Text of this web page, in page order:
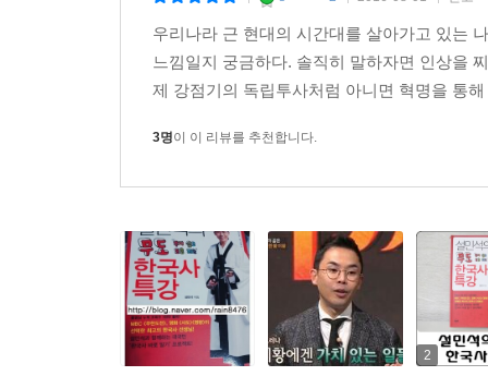
습니다.---p.199
하지만 간도협약은 어디까지나 우리의 외교권을
라면 의당 있어야 할 조약의 제목, 문서 조작을
이런 일이 벌어져서는 안 된다는 교훈을 남겼기 때
간도의 교훈을 떠올려볼 때, 소유한 땅을 한번 빼
땅을 잃어버릴 위기에 처해 있어요. 바로 독도 이
어요. 동해는 이미 일본해로 세계 대부분의 지도
에 실제로 왜 우리 땅인지 잘 알아야겠죠?
우리나라 근 현대의 시간대를 살아가고 있는
느낌일지 궁금하다. 솔직히 말하자면 인상을
제 강점기의 독립투사처럼 아니면 혁명을 통
3명이 이 리뷰를 추천합니다.
2